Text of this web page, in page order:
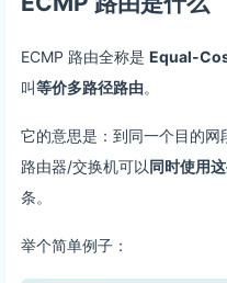
ECMP 路由全称是 Equal-
叫等价多路径路由。
它的意思是：到同一个目的网
路由器/交换机可以同时使用
条。
举个简单例子：